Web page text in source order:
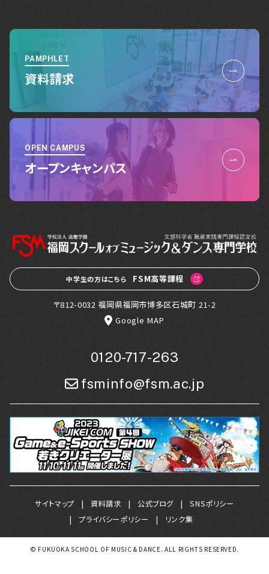
PAMPHLET
資料請求
OPEN CAMPUS
オープンキャンパス
中学生の方はこちら FSM高等課程
〒812-0032 福岡県福岡市博多区石城町 21-2
Google MAP
0120-717-263
fsminfo@fsm.ac.jp
サイトマップ 資料請求 公式ブログ
SNSポリシー
プライバシーポリシー
リンク集
© FUKUOKA SCHOOL OF MUSIC & DANCE. ALL RIGHTS RESERVED.